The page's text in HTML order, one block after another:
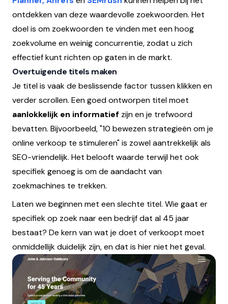
ontdekken van deze waardevolle zoekwoorden. Het
doel is om zoekwoorden te vinden met een hoog
zoekvolume en weinig concurrentie, zodat u zich
effectief kunt richten op gaten in de markt.
Overtuigende titels maken
Je titel is vaak de beslissende factor tussen klikken en
verder scrollen. Een goed ontworpen titel moet
aanlokkelijk en informatief zijn en je trefwoord
bevatten. Bijvoorbeeld, "10 bewezen strategieën om je
online verkoop te stimuleren" is zowel aantrekkelijk als
SEO-vriendelijk. Het belooft waarde terwijl het ook
specifiek genoeg is om de aandacht van
zoekmachines te trekken.
Laten we beginnen met een slechte titel. Wie gaat er
specifiek op zoek naar een bedrijf dat al 45 jaar
bestaat? De kern van wat je doet of verkoopt moet
onmiddellijk duidelijk zijn, en dat is hier niet het geval.